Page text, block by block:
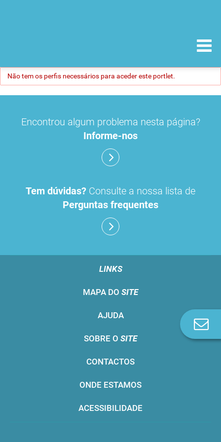
Não tem os perfis necessários para aceder este portlet.
Encontrou algum problema nesta página?
Informe-nos
Tem dúvidas? Consulte a nossa lista de
Perguntas frequentes
LINKS
MAPA DO SITE
AJUDA
SOBRE O SITE
CONTACTOS
ONDE ESTAMOS
ACESSIBILIDADE